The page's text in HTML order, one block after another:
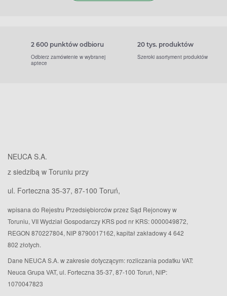
2 600 punktów odbioru
Odbierz zamówienie w wybranej
aptece
20 tys. produktów
Szeroki asortyment produktów
NEUCA S.A.
z siedzibą w Toruniu przy
ul. Forteczna 35-37, 87-100 Toruń,
wpisana do Rejestru Przedsiębiorców przez Sąd Rejonowy w
Toruniu, VII Wydział Gospodarczy KRS pod nr KRS: 0000049872,
REGON 870227804, NIP 8790017162, kapitał zakładowy 4 642
802 złotych.
Dane NEUCA S.A. w zakresie dotyczącym: rozliczania podatku VAT:
Neuca Grupa VAT, ul. Forteczna 35-37, 87-100 Toruń, NIP:
1070047823